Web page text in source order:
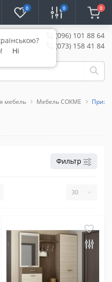
0 0 0
(096) 101 88 64
(073) 158 41 84
мебель Мебель СОКМЕ
Фильтр
Ні